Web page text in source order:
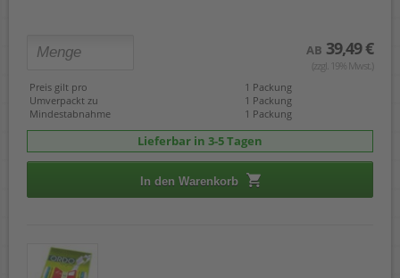
AB 39,49 €
(zzgl. 19% Mwst.)
Preis gilt pro
1 Packung
Umverpackt zu
1 Packung
Mindestabnahme
1 Packung
Lieferbar in 3-5 Tagen
In den Warenkorb